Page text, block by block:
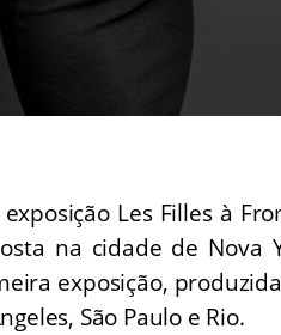
Les Filles à
na cidade de
exposição,
São Paulo e Rio.